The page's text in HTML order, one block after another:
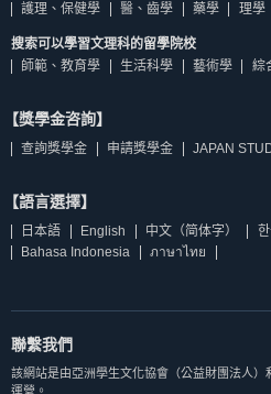
護理、保健學
醫、齒學 藥學 理學
搜索可以學習文理科的留學院校
師範、教育學
生活科學 藝術學 綜
【獎學金咨詢】
查詢獎學金 申請獎學金 JAPAN
【語言選擇】
日本語 English 中文（简体字）
Bahasa Indonesia
ภาษาไทย
聯繫我們
該網站是由亞洲學生文化協會（公益財團法人
運營。